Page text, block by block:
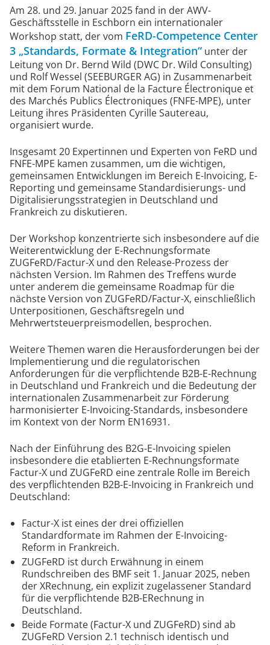
Am 28. und 29. Januar 2025 fand in der AWV-
Geschäftsstelle in Eschborn ein internationaler
Workshop statt, der vom FeRD-Competence Center
3 „Standards, Formate & Integration“ unter der
Leitung von Dr. Bernd Wild (DWC Dr. Wild Consulting)
und Rolf Wessel (SEEBURGER AG) in Zusammenarbeit
mit dem Forum National de la Facture Électronique et
des Marchés Publics Électroniques (FNFE-MPE), unter
Leitung ihres Präsidenten Cyrille Sautereau,
organisiert wurde.
Insgesamt 20 Expertinnen und Experten von FeRD und
FNFE-MPE kamen zusammen, um die wichtigen,
gemeinsamen Entwicklungen im Bereich E-Invoicing, E-
Reporting und gemeinsame Standardisierungs- und
Digitalisierungsstrategien in Deutschland und
Frankreich zu diskutieren.
Der Workshop konzentrierte sich insbesondere auf die
Weiterentwicklung der E-Rechnungsformate
ZUGFeRD/Factur-X und den Release-Prozess der
nächsten Version. Im Rahmen des Treffens wurde
unter anderem die gemeinsame Roadmap für die
nächste Version von ZUGFeRD/Factur-X, einschließlich
Unterpositionen, Geschäftsregeln und
Mehrwertsteuerpreismodellen, besprochen.
Weitere Themen waren die Herausforderungen bei der
Implementierung und die regulatorischen
Anforderungen für die verpflichtende B2B-E-Rechnung
in Deutschland und Frankreich und die Bedeutung der
internationalen Zusammenarbeit zur Förderung
harmonisierter E-Invoicing-Standards, insbesondere
im Kontext von der Norm EN16931.
Nach der Einführung des B2G-E-Invoicing spielen
insbesondere die etablierten E-Rechnungsformate
Factur-X und ZUGFeRD eine zentrale Rolle im Bereich
des verpflichtenden B2B-E-Invoicing in Frankreich und
Deutschland:
Factur-X ist eines der drei offiziellen
Standardformate im Rahmen der E-Invoicing-
Reform in Frankreich.
ZUGFeRD ist durch Erwähnung in einem
Rundschreiben des BMF seit 1. Januar 2025, neben
der XRechnung, ein explizit zugelassener Standard
für die verpflichtende B2B-ERechnung in
Deutschland.
Beide Formate (Factur-X und ZUGFeRD) sind ab
ZUGFeRD Version 2.1 technisch identisch und